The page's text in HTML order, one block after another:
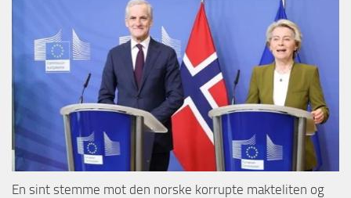
En sint stemme mot den norske korrupte makteliten og